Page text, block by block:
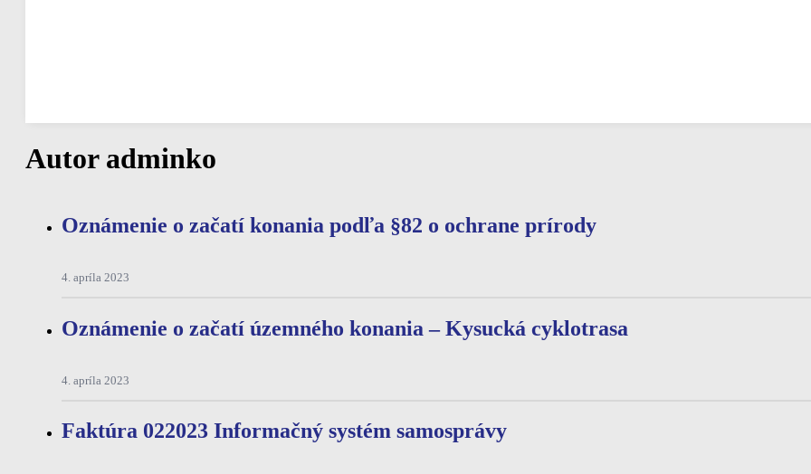
Autor adminko
Oznámenie o začatí konania podľa §82 o ochrane prírody
4. apríla 2023
Oznámenie o začatí územného konania – Kysucká cyklotrasa
4. apríla 2023
Faktúra 022023 Informačný systém samosprávy